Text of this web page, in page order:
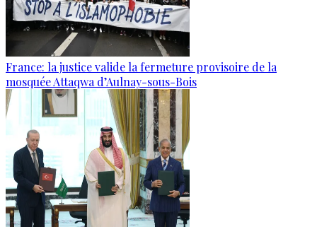
France: la justice valide la fermeture provisoire de la
mosquée Attaqwa d’Aulnay-sous-Bois